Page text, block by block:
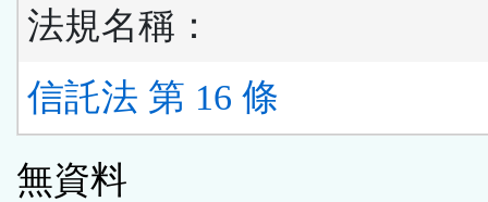
法規名稱：
信託法 第 16 條
無資料